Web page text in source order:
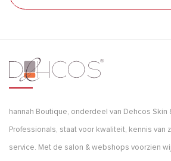
hannah Boutique, onderdeel van Dehcos Skin
Professionals, staat voor kwaliteit, kennis van
service. Met de salon & webshops voorzien